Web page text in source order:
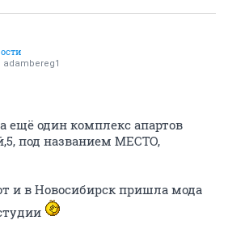
adambereg1
ещё один комплекс апартов
под названием МЕСТО,
и в Новосибирск пришла мода